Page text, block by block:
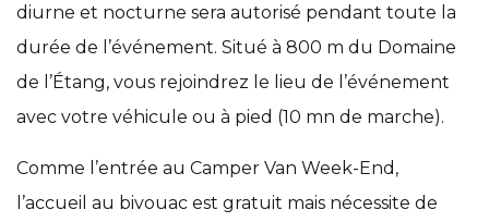
diurne et nocturne sera autorisé pendant toute la
durée de l’événement. Situé à 800 m du Domaine
de l’Étang, vous rejoindrez le lieu de l’événement
avec votre véhicule ou à pied (10 mn de marche).
Comme l’entrée au Camper Van Week-End,
l’accueil au bivouac est gratuit mais nécessite de